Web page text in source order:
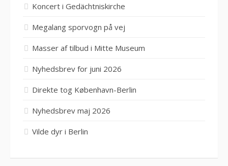
Koncert i Gedächtniskirche
Megalang sporvogn på vej
Masser af tilbud i Mitte Museum
Nyhedsbrev for juni 2026
Direkte tog København-Berlin
Nyhedsbrev maj 2026
Vilde dyr i Berlin